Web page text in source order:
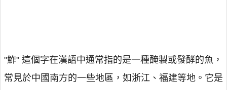
"鮓" 這個字在漢語中通常指的是一種醃製或發酵的魚，
常見於中國南方的一些地區，如浙江、福建等地。它是